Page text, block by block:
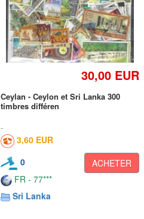
30,00 EUR
Ceylan - Ceylon et Sri Lanka 300
timbres différen
3,60 EUR
0
ACHETER
FR - 77***
Sri Lanka